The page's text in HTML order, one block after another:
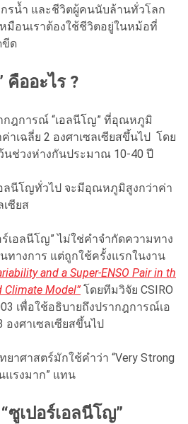
รน้ำ และชีวิตผู้คนนับล้านทั่วโลก
มือนเราต้องใช้ชีวิตอยู่ในหม้อที่
ขีด
คืออะไร ?
กฎการณ์ “เอลนีโญ” ที่อุณหภูมิ
เฉลี่ย 2 องศาเซลเซียสขึ้นไป โดย
นช่วงห่างกันประมาณ 10-40 ปี
นีโญทั่วไป จะมีอุณหภูมิสูงกว่าค่า
เซียส
เอลนีโญ” ไม่ใช่คำจำกัดความทาง
ทางการ แต่ถูกใช้ครั้งแรกในงาน
and a Super-ENSO Pair in th
Climate Model” โดยทีมวิจัย CSIRO
เพื่อใช้อธิบายถึงปรากฎการณ์เอ
งศาเซลเซียสขึ้นไป
าศาสตร์มักใช้คำว่า “Very Strong
แรงมาก” แทน
เปอร์เอลนีโญ”